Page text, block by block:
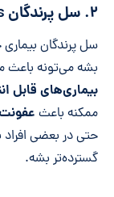
۲. سل پرندگان Avian tuberculosis
سل پرندگان
بشه می‌تونه باعث
بیماری‌های قابل
ممکنه باعث
حتی در بعضی
گسترده‌تر بشه.